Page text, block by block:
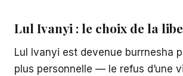
Lul Ivanyi : le choix de la
Lul Ivanyi est devenue burrnesha
plus personnelle — le refus d’une